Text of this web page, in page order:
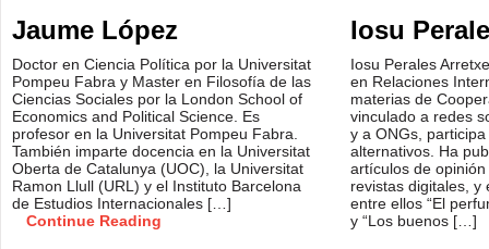
Jaume López
Doctor en Ciencia Política por la Universitat
Pompeu Fabra y Master en Filosofía de las
Ciencias Sociales por la London School of
Economics and Political Science. Es
profesor en la Universitat Pompeu Fabra.
También imparte docencia en la Universitat
Oberta de Catalunya (UOC), la Universitat
Ramon Llull (URL) y el Instituto Barcelona
de Estudios Internacionales […]
Continue Reading
Iosu
Iosu Perales
en Relaciones
materias de
vinculado a redes
y a ONGs,
alternativos. Ha
artículos de
revistas digitales, y
entre ellos “El
y “Los buenos […]